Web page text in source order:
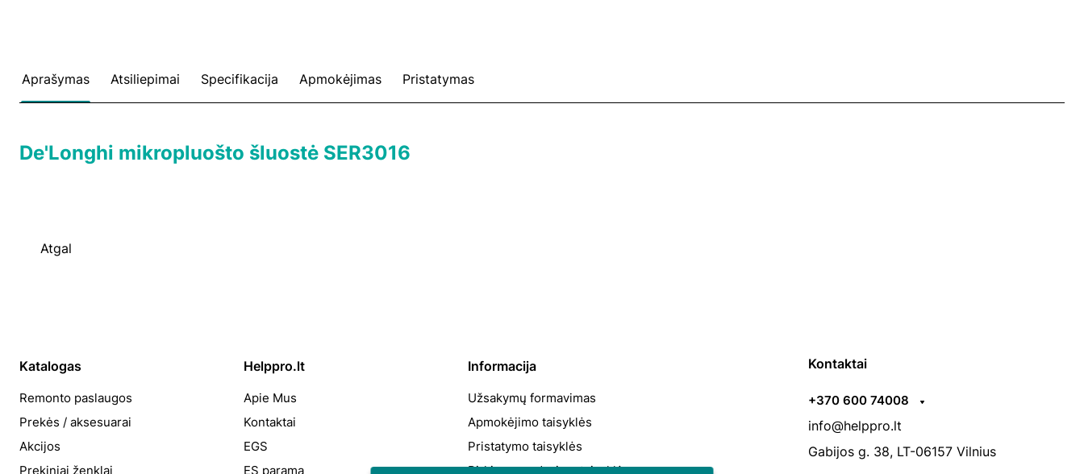
Aprašymas Atsiliepimai Specifikacija Apmokėjimas Pristatymas
De'Longhi mikropluošto šluostė SER3016
Atgal
Katalogas
Remonto paslaugos
Prekės / aksesuarai
Akcijos
Prekiniai ženklai
Helppro.lt
Apie Mus
Kontaktai
EGS
ES parama
Informacija
Užsakymų formavimas
Apmokėjimo taisyklės
Pristatymo taisyklės
Pirkimo-pardavimo taisyklės
Kontaktai
+370 600 74008
info@helppro.lt
Gabijos g. 38, LT-06157 Vilnius